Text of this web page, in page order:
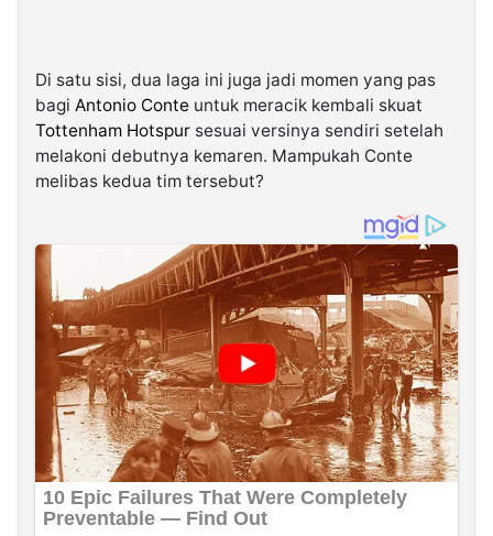
Di satu sisi, dua laga ini juga jadi momen yang pas
bagi Antonio Conte untuk meracik kembali skuat
Tottenham Hotspur sesuai versinya sendiri setelah
melakoni debutnya kemaren. Mampukah Conte
melibas kedua tim tersebut?